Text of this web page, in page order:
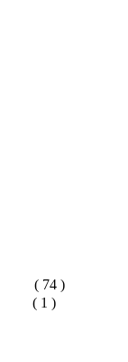
( 74 )
( 1 )